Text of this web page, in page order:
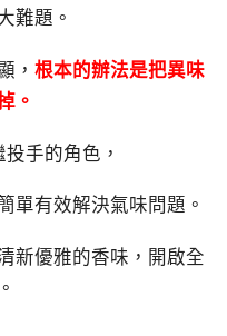
難題。
， 根本的辦法是把異味
。
手的角色，
單有效解決氣味問題。
新優雅的香味，開啟全